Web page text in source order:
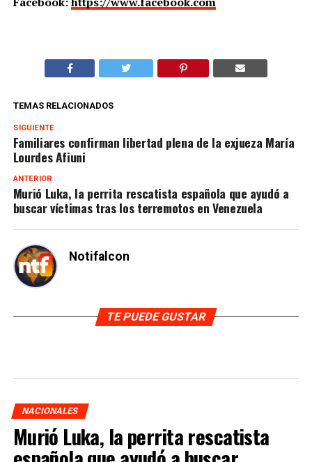
TEMAS RELACIONADOS
SIGUIENTE
Familiares confirman libertad plena de la exjueza María
Lourdes Afiuni
ANTERIOR
Murió Luka, la perrita rescatista española que ayudó a
buscar víctimas tras los terremotos en Venezuela
Notifalcon
TE PUEDE GUSTAR
NACIONALES
Murió Luka, la perrita rescatista